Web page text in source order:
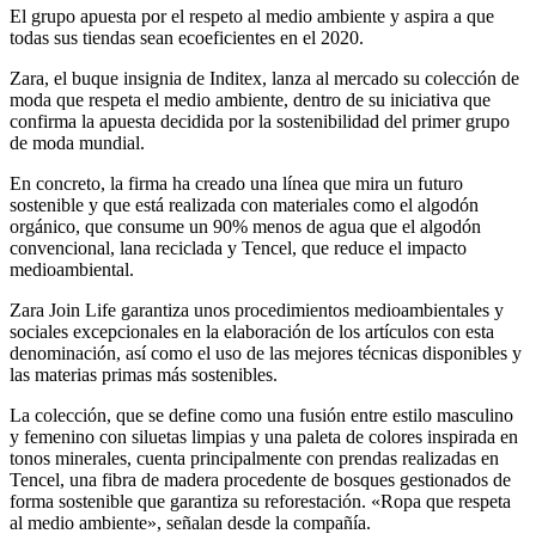
El grupo apuesta por el respeto al medio ambiente y aspira a que
todas sus tiendas sean ecoeficientes en el 2020.
Zara, el buque insignia de Inditex, lanza al mercado su colección de
moda que respeta el medio ambiente, dentro de su iniciativa que
confirma la apuesta decidida por la sostenibilidad del primer grupo
de moda mundial.
En concreto, la firma ha creado una línea que mira un futuro
sostenible y que está realizada con materiales como el algodón
orgánico, que consume un 90% menos de agua que el algodón
convencional, lana reciclada y Tencel, que reduce el impacto
medioambiental.
Zara Join Life garantiza unos procedimientos medioambientales y
sociales excepcionales en la elaboración de los artículos con esta
denominación, así como el uso de las mejores técnicas disponibles y
las materias primas más sostenibles.
La colección, que se define como una fusión entre estilo masculino
y femenino con siluetas limpias y una paleta de colores inspirada en
tonos minerales, cuenta principalmente con prendas realizadas en
Tencel, una fibra de madera procedente de bosques gestionados de
forma sostenible que garantiza su reforestación. «Ropa que respeta
al medio ambiente», señalan desde la compañía.